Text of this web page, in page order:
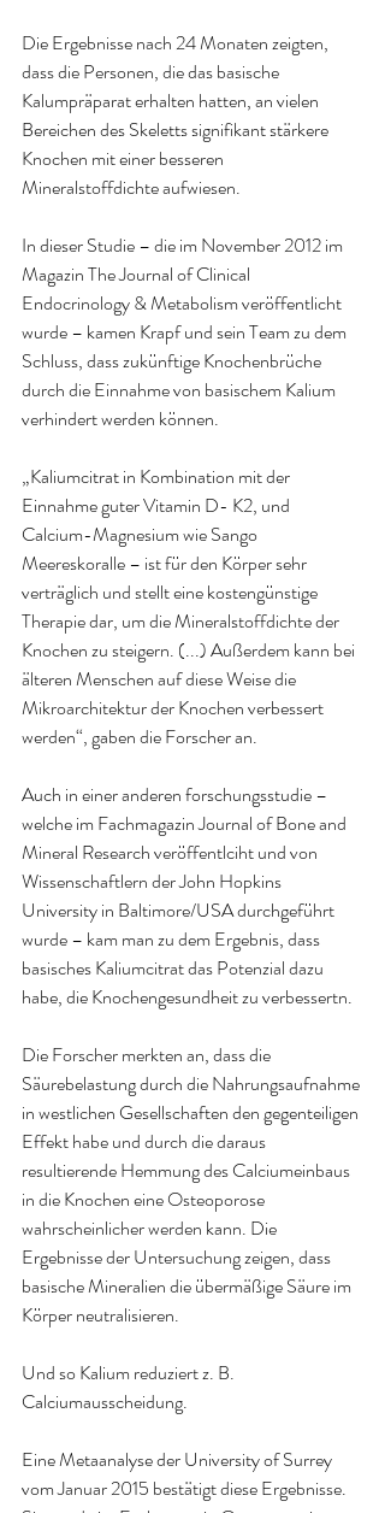
Die Ergebnisse nach 24 Monaten zeigten,
dass die Personen, die das basische
Kalumpräparat erhalten hatten, an vielen
Bereichen des Skeletts signifikant stärkere
Knochen mit einer besseren
Mineralstoffdichte aufwiesen.
In dieser Studie – die im November 2012 im
Magazin The Journal of Clinical
Endocrinology & Metabolism veröffentlicht
wurde – kamen Krapf und sein Team zu dem
Schluss, dass zukünftige Knochenbrüche
durch die Einnahme von basischem Kalium
verhindert werden können.
„Kaliumcitrat in Kombination mit der
Einnahme guter Vitamin D- K2, und
Calcium-Magnesium wie Sango
Meereskoralle – ist für den Körper sehr
verträglich und stellt eine kostengünstige
Therapie dar, um die Mineralstoffdichte der
Knochen zu steigern. (...) Außerdem kann bei
älteren Menschen auf diese Weise die
Mikroarchitektur der Knochen verbessert
werden“, gaben die Forscher an.
Auch in einer anderen forschungsstudie –
welche im Fachmagazin Journal of Bone and
Mineral Research veröffentlciht und von
Wissenschaftlern der John Hopkins
University in Baltimore/USA durchgeführt
wurde – kam man zu dem Ergebnis, dass
basisches Kaliumcitrat das Potenzial dazu
habe, die Knochengesundheit zu verbessertn.
Die Forscher merkten an, dass die
Säurebelastung durch die Nahrungsaufnahme
in westlichen Gesellschaften den gegenteiligen
Effekt habe und durch die daraus
resultierende Hemmung des Calciumeinbaus
in die Knochen eine Osteoporose
wahrscheinlicher werden kann. Die
Ergebnisse der Untersuchung zeigen, dass
basische Mineralien die übermäßige Säure im
Körper neutralisieren.
Und so Kalium reduziert z. B.
Calciumausscheidung.
Eine Metaanalyse der University of Surrey
vom Januar 2015 bestätigt diese Ergebnisse.